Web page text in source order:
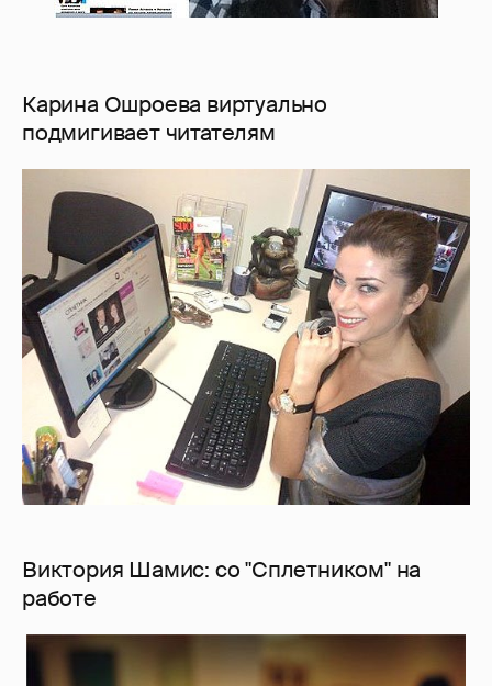
Карина Ошроева виртуально
подмигивает читателям
Виктория Шамис: со "Сплетником" на
работе